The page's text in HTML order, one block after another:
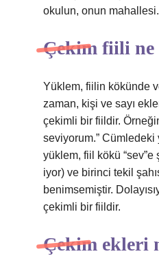
okulun, onun mahallesi.
Çekim fiili ne
Yüklem, fiilin kökünde
zaman, kişi ve sayı
çekimli bir fiildir.
seviyorum.” Cümledeki
yüklem, fiil kökü
iyor) ve birinci tekil
benimsemiştir.
çekimli bir fiildir.
Çekim ekleri